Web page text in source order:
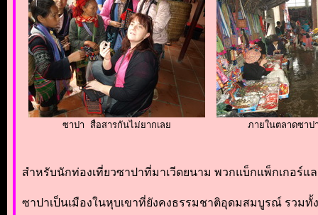
ซาปา สื่อสารกันไม่ยากเลย ภายในตลาดซาป
สำหรับนักท่องเที่ยวซาปาที่มาเวีดยนาม พวกแบ็กแพ็กเกอร์
ซาปาเป็นเมืองในหุบเขาที่ยังคงธรรมชาติอุดมสมบูรณ์ รวม